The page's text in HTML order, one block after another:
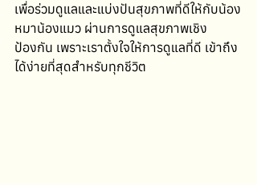
เพื่อร่วมดูแลและแบ่งปันสุขภาพที่ดีให้กับน้อง
หมาน้องแมว ผ่านการดูแลสุขภาพเชิง
ป้องกัน เพราะเราตั้งใจให้การดูแลที่ดี เข้าถึง
ได้ง่ายที่สุดสำหรับทุกชีวิต